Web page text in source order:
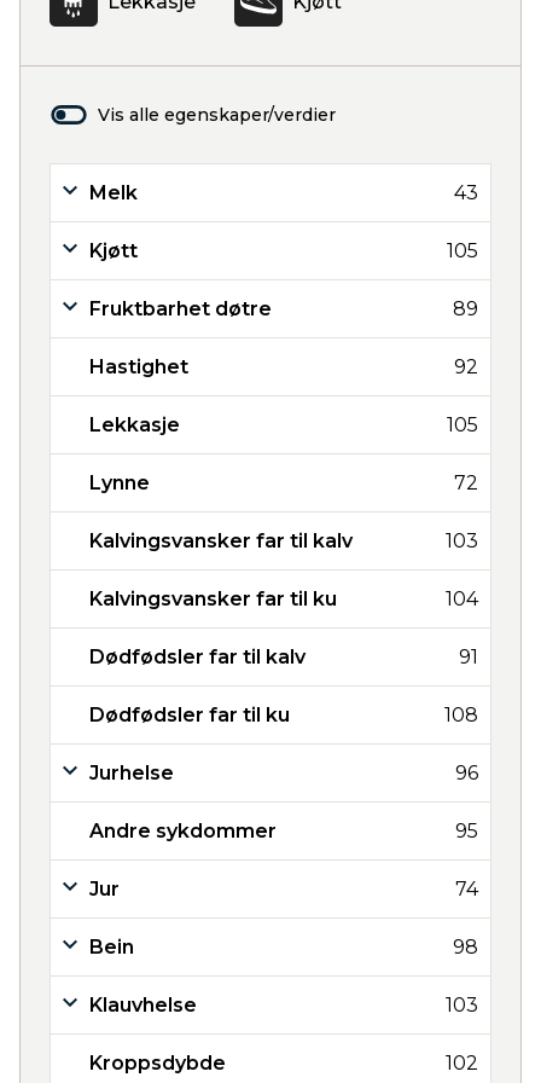
Vis alle egenskaper/verdier
Melk 43
Kjøtt 105
Fruktbarhet døtre 89
Hastighet 92
Lekkasje 105
Lynne 72
Kalvingsvansker far til kalv 103
Kalvingsvansker far til ku 104
Dødfødsler far til kalv 91
Dødfødsler far til ku 108
Jurhelse 96
Andre sykdommer 95
Jur 74
Bein 98
Klauvhelse 103
Kroppsdybde 102